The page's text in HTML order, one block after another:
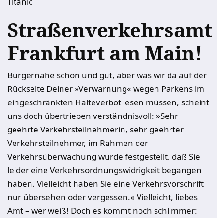
Straßenverkehrsamt
Frankfurt am Main!
Bürgernähe schön und gut, aber was wir da auf der
Rückseite Deiner »Verwarnung« wegen Parkens im
eingeschränkten Halteverbot lesen müssen, scheint
uns doch übertrieben verständnisvoll: »Sehr
geehrte Verkehrsteilnehmerin, sehr geehrter
Verkehrsteilnehmer, im Rahmen der
Verkehrsüberwachung wurde festgestellt, daß Sie
leider eine Verkehrsordnungswidrigkeit begangen
haben. Vielleicht haben Sie eine Verkehrsvorschrift
nur übersehen oder vergessen.« Vielleicht, liebes
Amt – wer weiß! Doch es kommt noch schlimmer: